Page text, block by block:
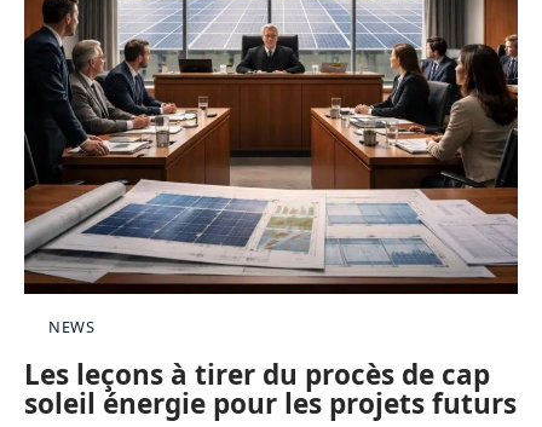
NEWS
Les leçons à tirer du procès de cap
soleil énergie pour les projets futurs